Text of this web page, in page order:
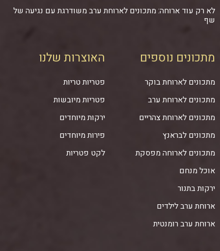
לא רק עוד ארוחה: מתכונים לארוחת ערב משודרגת עם נגיעה של
שף
מתכונים נוספים
מתכונים לארוחת בוקר
מתכונים לארוחת ערב
מתכונים לארוחת צהריים
מתכונים לבראנץ
מתכונים לארוחה מפסקת
אוכל מנחם
ירקות בתנור
ארוחת ערב לילדים
ארוחת ערב רומנטית
האוצרות שלנו
פטריות טריות
פטריות מיובשות
ירקות מיוחדים
פירות מיוחדים
לקט פטריות